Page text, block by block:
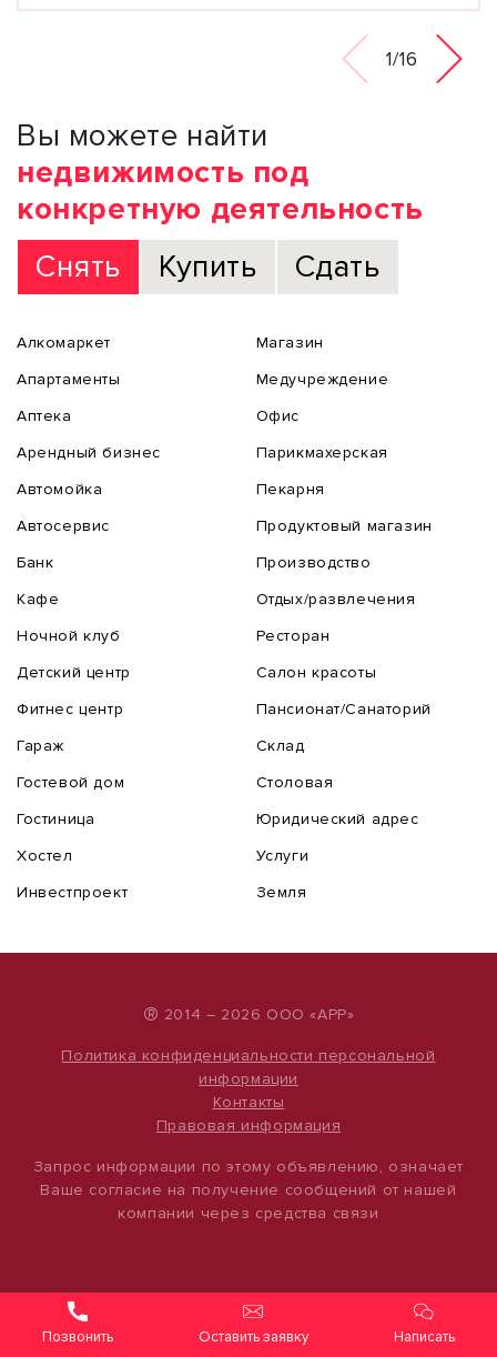
1/16
Вы можете найти
недвижимость под
конкретную деятельность
Снять
Купить Сдать
Алкомаркет
Апартаменты
Аптека
Арендный бизнес
Автомойка
Автосервис
Банк
Кафе
Ночной клуб
Детский центр
Фитнес центр
Гараж
Гостевой дом
Гостиница
Хостел
Инвестпроект
Магазин
Медучреждение
Офис
Парикмахерская
Пекарня
Продуктовый магазин
Производство
Отдых/развлечения
Ресторан
Салон красоты
Пансионат/Санаторий
Склад
Столовая
Юридический адрес
Услуги
Земля
® 2014 – 2026 ООО «АРР»
Политика конфиденциальности персональной
информации
Контакты
Правовая информация
Запрос информации по этому объявлению, означает
Ваше согласие на получение сообщений от нашей
компании через средства связи
Оставить заявку Написать